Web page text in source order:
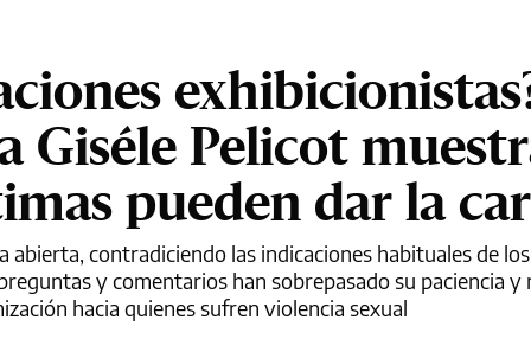
Giséle Pelicot
pueden dar la
abierta, contradiciendo las indicaciones habituales de
y comentarios han sobrepasado su paciencia y
hacia quienes sufren violencia sexual